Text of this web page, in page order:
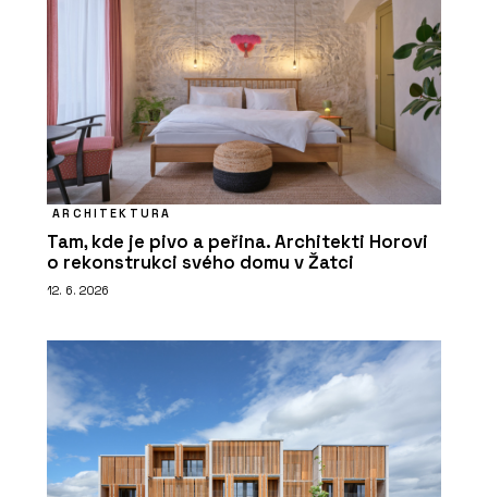
ARCHITEKTURA
Tam, kde je pivo a peřina. Architekti Horovi
o rekonstrukci svého domu v Žatci
12. 6. 2026